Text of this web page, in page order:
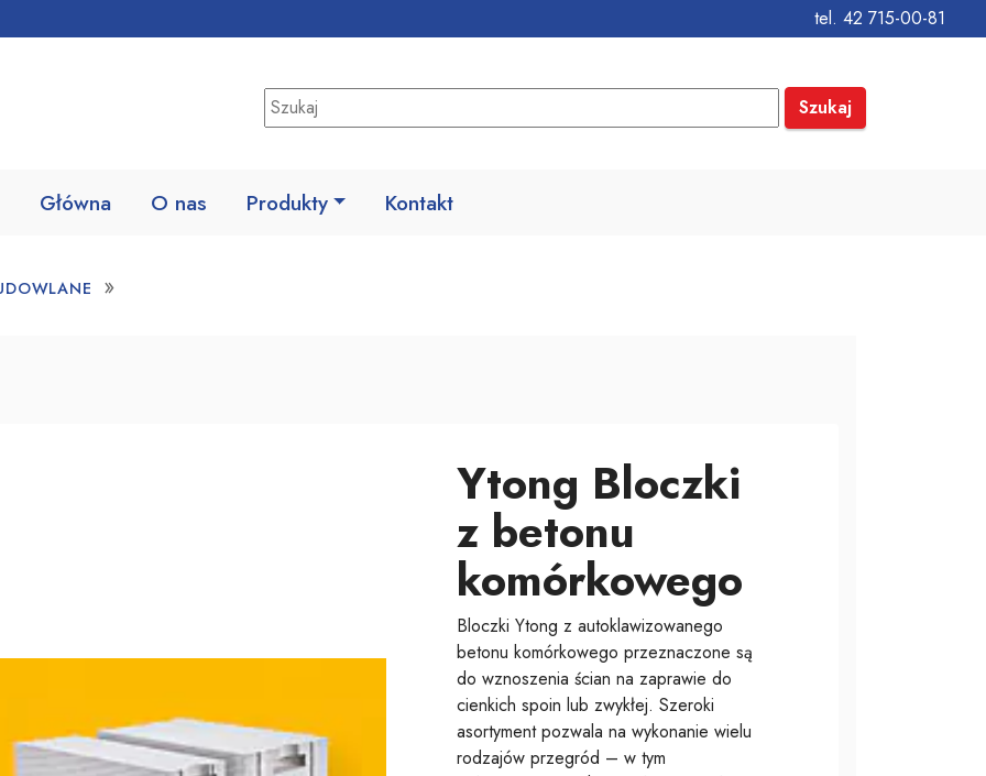
tel. 42 715-00-81
Szukaj
Główna O nas Produkty Kontakt
»
Ytong Bloczki
z betonu
komórkowego
Bloczki Ytong z autoklawizowanego
betonu komórkowego przeznaczone są
do wznoszenia ścian na zaprawie do
cienkich spoin lub zwykłej. Szeroki
asortyment pozwala na wykonanie wielu
rodzajów przegród – w tym